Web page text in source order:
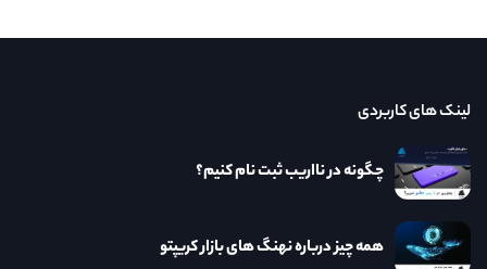
لینک های کاربردی
چگونه در نااریب ثبت نام کنیم؟
همه چیز درباره نهنگ های بازار کریپتو